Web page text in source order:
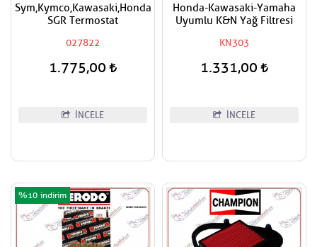
Sym,Kymco,Kawasaki,Honda
SGR Termostat
027822
1.775,00
İNCELE
Honda-Kawasaki-Yamaha
Uyumlu K&N Yağ Filtresi
KN303
1.331,00
İNCELE
%10